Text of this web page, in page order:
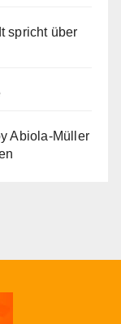
spricht über
Abiola-Müller